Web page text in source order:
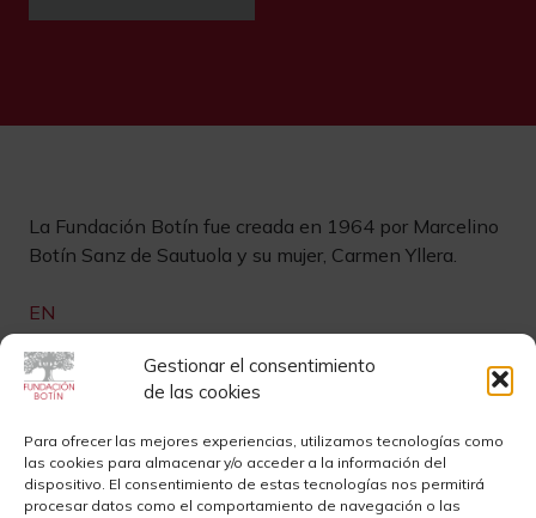
Gestionar el consentimiento
de las cookies
Para ofrecer las mejores experiencias, utilizamos tecnologías como
las cookies para almacenar y/o acceder a la información del
dispositivo. El consentimiento de estas tecnologías nos permitirá
procesar datos como el comportamiento de navegación o las
La Fundación Botín fue creada en 1964 por Marcelino
Botín Sanz de Sautuola y su mujer, Carmen Yllera.
EN
Links de interés
Contacto
Instagram